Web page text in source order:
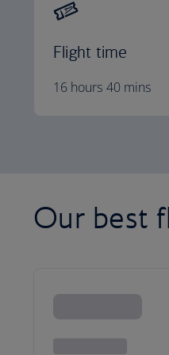
Flight time
16 hours 40 mins
Our best